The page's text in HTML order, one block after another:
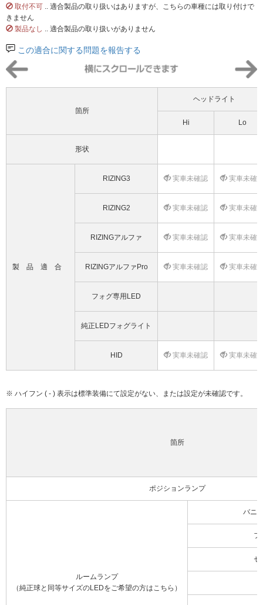
取付不可 .. 適合製品の取り扱いはありますが、こちらの車種には取り付けで
きません
製品なし .. 適合製品の取り扱いがありません
この適合に関する問題を報告する
箇所
ヘッドライト
Hi Lo
形状
製品適合
RIZING3 実車未確認 実車未確
RIZING2 実車未確認 実車未確
RIZINGアルファ 実車未確認 実車未確
RIZINGアルファPro 実車未確認 実車未確
フォグ専用LED
純正LEDフォグライト
HID 実車未確認 実車未確
※ ハイフン ( - ) 表示は標準装備にて設定がない、または設定が未確認です。
箇所
ポジションランプ
ルームランプ
（純正球と同等サイズのLEDをご希望の方はこちら）
バニ
フ
セ